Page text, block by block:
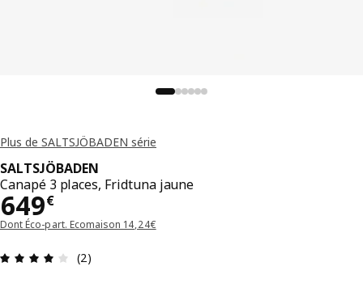
Plus de SALTSJÖBADEN série
SALTSJÖBADEN
Canapé 3 places, Fridtuna jaune
649€
Prix 649€
Dont Éco-part. Ecomaison 14,24€
Avis: 4 sur 5 étoiles Nombre total d'avis: 2
(2)